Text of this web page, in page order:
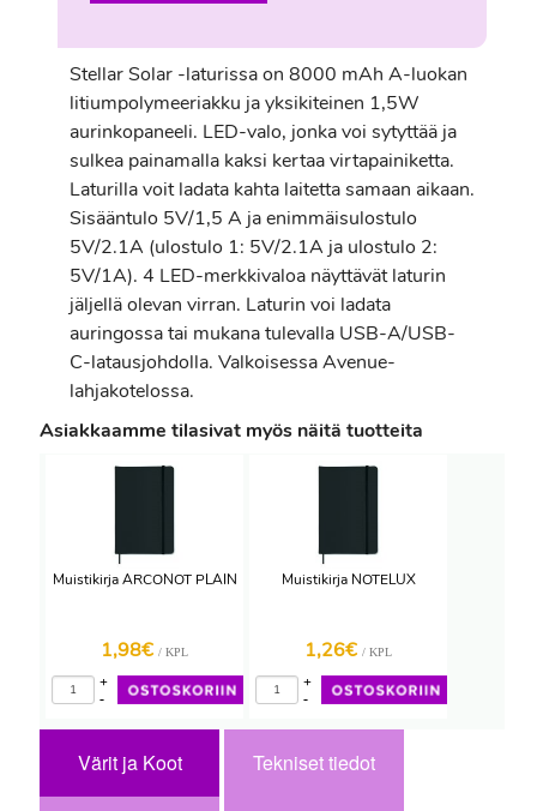
Stellar Solar -laturissa on 8000 mAh A-luokan
litiumpolymeeriakku ja yksikiteinen 1,5W
aurinkopaneeli. LED-valo, jonka voi sytyttää ja
sulkea painamalla kaksi kertaa virtapainiketta.
Laturilla voit ladata kahta laitetta samaan aikaan.
Sisääntulo 5V/1,5 A ja enimmäisulostulo
5V/2.1A (ulostulo 1: 5V/2.1A ja ulostulo 2:
5V/1A). 4 LED-merkkivaloa näyttävät laturin
jäljellä olevan virran. Laturin voi ladata
auringossa tai mukana tulevalla USB-A/USB-
C-latausjohdolla. Valkoisessa Avenue-
lahjakotelossa.
Asiakkaamme tilasivat myös näitä tuotteita
Muistikirja ARCONOT PLAIN
1,98€ / KPL
-
+
Muistikirja NOTELUX
1,26€ / KPL
-
+
Värit ja Koot Tekniset tiedot